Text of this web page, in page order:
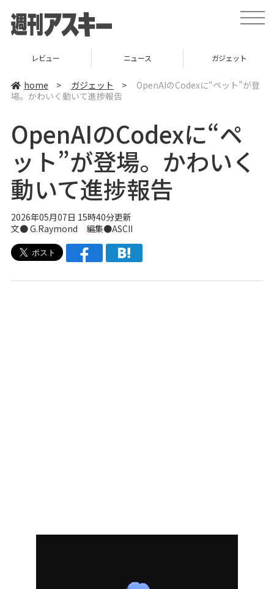
t
o
a
v
レビュー ニュース ガジェット
home > ガジェット >
OpenAIのCodexに“ペット”が登
場。かわいく動いて進捗報告
OpenAIのCodexに“ペ
ット”が登場。かわいく
動いて進捗報告
2026年05月07日 15時40分更新
文● G.Raymond 編集●ASCII